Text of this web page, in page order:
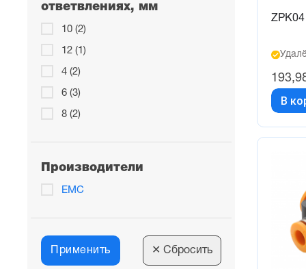
ответвлениях, мм
10 (2)
12 (1)
4 (2)
6 (3)
8 (2)
Производители
EMC
Применить ✕ Сбросить
В